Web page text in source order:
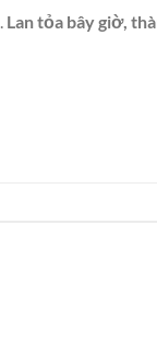
Lan tỏa bây giờ,